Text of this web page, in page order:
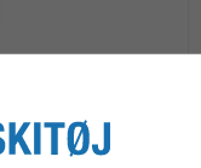
heldragt